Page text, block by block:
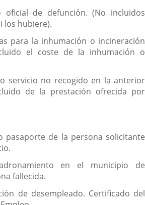
oficial de defunción. (No incluidos
los hubiere).
para la inhumación o incineración
el coste de la inhumación o
servicio no recogido en la anterior
de la prestación ofrecida por
pasaporte de la persona solicitante
en el municipio de
fallecida.
de desempleado. Certificado del